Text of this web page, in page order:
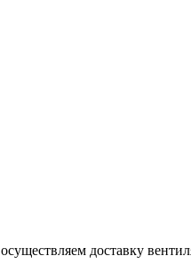
доставку